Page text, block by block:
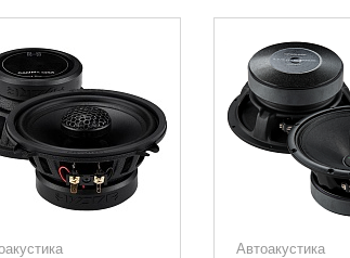
Автоакустика